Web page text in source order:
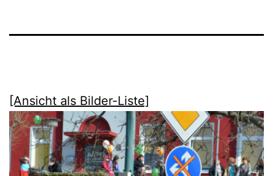
[Ansicht als Bilder-Liste]